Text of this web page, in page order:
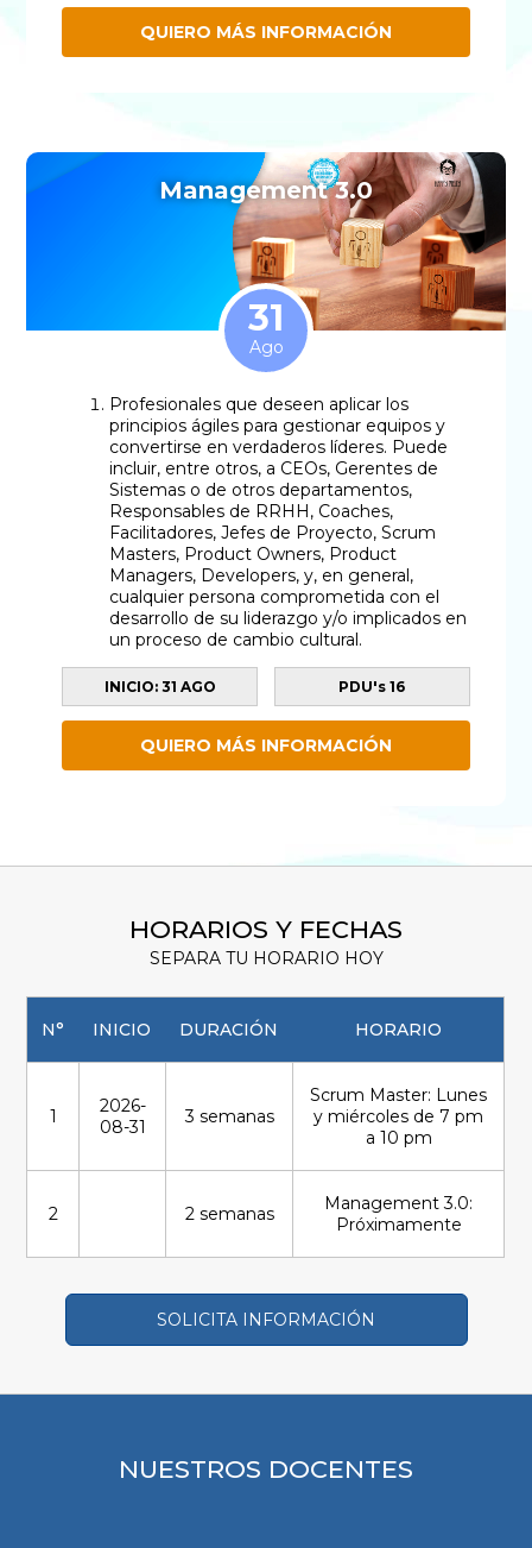
QUIERO MÁS INFORMACIÓN
31
Ago
Management 3.0
Profesionales que deseen aplicar los
principios ágiles para gestionar equipos y
convertirse en verdaderos líderes. Puede
incluir, entre otros, a CEOs, Gerentes de
Sistemas o de otros departamentos,
Responsables de RRHH, Coaches,
Facilitadores, Jefes de Proyecto, Scrum
Masters, Product Owners, Product
Managers, Developers, y, en general,
cualquier persona comprometida con el
desarrollo de su liderazgo y/o implicados en
un proceso de cambio cultural.
INICIO: 31 AGO PDU's 16
QUIERO MÁS INFORMACIÓN
HORARIOS Y FECHAS
SEPARA TU HORARIO HOY
N° INICIO DURACIÓN HORARIO
1
2026-
08-31
3 semanas
Scrum Master: Lunes
y miércoles de 7 pm
a 10 pm
2 2 semanas
Management 3.0:
Próximamente
SOLICITA INFORMACIÓN
NUESTROS DOCENTES